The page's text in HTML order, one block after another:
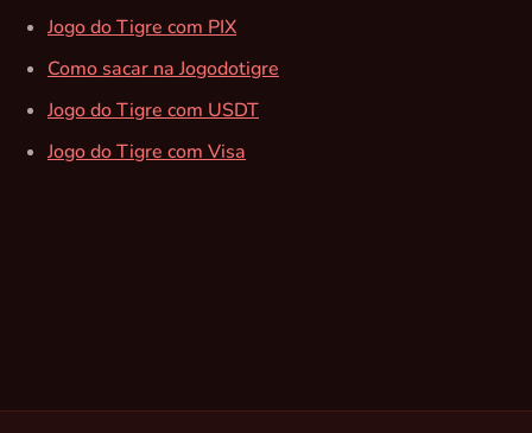
Jogo do Tigre com PIX
Como sacar na Jogodotigre
Jogo do Tigre com USDT
Jogo do Tigre com Visa